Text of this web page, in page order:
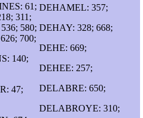
61;
311;
580;
700;
140;
47;
DEHAMEL: 357;
DEHAY: 328; 668;
DEHE: 669;
DEHEE: 257;
DELABRE: 650;
DELABROYE: 310;